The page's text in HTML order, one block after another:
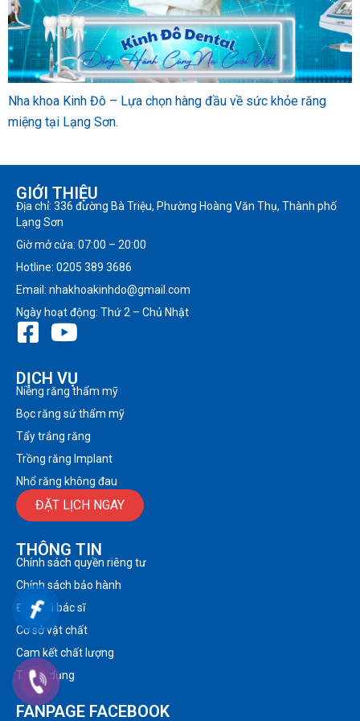
Nha khoa Kinh Đô – Lựa chọn hàng đầu về sức khỏe răng
miệng tại Lạng Sơn.
GIỚI THIỆU
Địa chỉ: 336 đường Bà Triệu, Phường Hoàng Văn Thụ, Thành phố
Lạng Sơn
Giờ mở cửa: 07:00 – 20:00
Hotline: 0205 389 3686
Email: nhakhoakinhdo@gmail.com
Ngày hoạt động: Thứ 2 – Chủ Nhật
DỊCH VỤ
Niềng răng thẩm mỹ
Bọc răng sứ thẩm mỹ
Tẩy trắng răng
Trồng răng Implant
Nhổ răng không đau
ĐẶT LỊCH NGAY
THÔNG TIN
Chính sách quyền riêng tư
Chính sách bảo hành
Đội ngũ bác sĩ
Cơ sở vật chất
Cam kết chất lượng
Tuyển dụng
FANPAGE FACEBOOK